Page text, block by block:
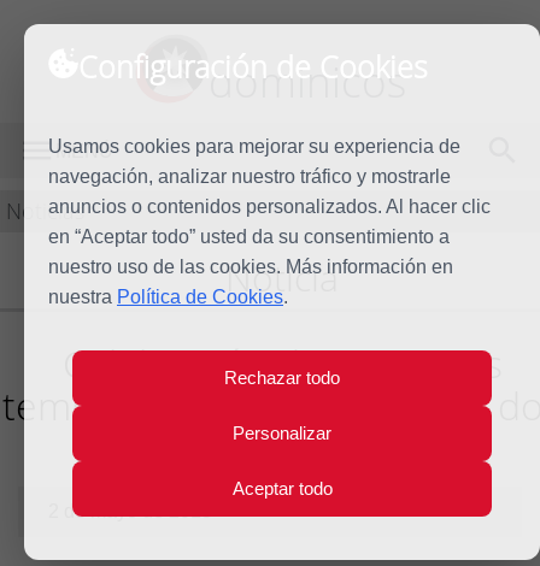
Configuración de Cookies
Usamos cookies para mejorar su experiencia de
navegación, analizar nuestro tráfico y mostrarle
anuncios o contenidos personalizados. Al hacer clic
en “Aceptar todo” usted da su consentimiento a
nuestro uso de las cookies. Más información en
nuestra Política de Cookies.
Rechazar todo
Personalizar
Aceptar todo
dominicos
MENÚ
Noticias
Noticia
Celebración de promesas
temporales y admisiones en
fraternidades de Madrid
2 de mayo de 2013